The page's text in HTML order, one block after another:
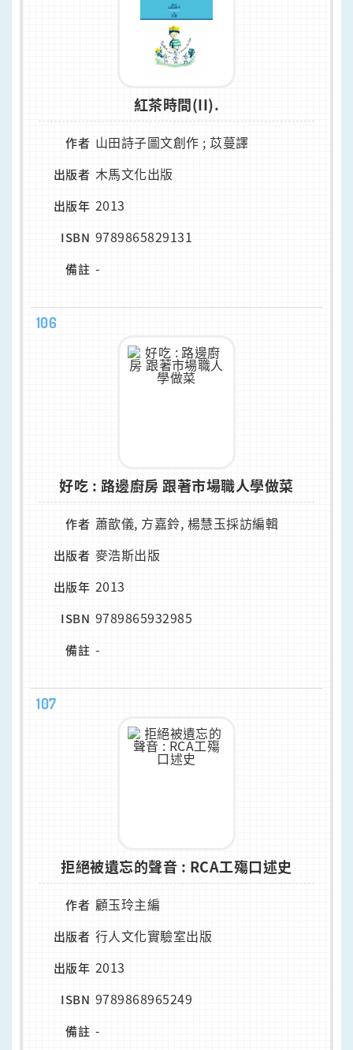
紅茶時間(II).
作者 山田詩子圖文創作 ; 苡蔓譯
出版者 木馬文化出版
出版年 2013
ISBN 9789865829131
備註 -
106
好吃 : 路邊廚房 跟著市場職人學做菜
作者 蕭歆儀, 方嘉鈴, 楊慧玉採訪編輯
出版者 麥浩斯出版
出版年 2013
ISBN 9789865932985
備註 -
107
拒絕被遺忘的聲音 : RCA工殤口述史
作者 顧玉玲主編
出版者 行人文化實驗室出版
出版年 2013
ISBN 9789868965249
備註 -